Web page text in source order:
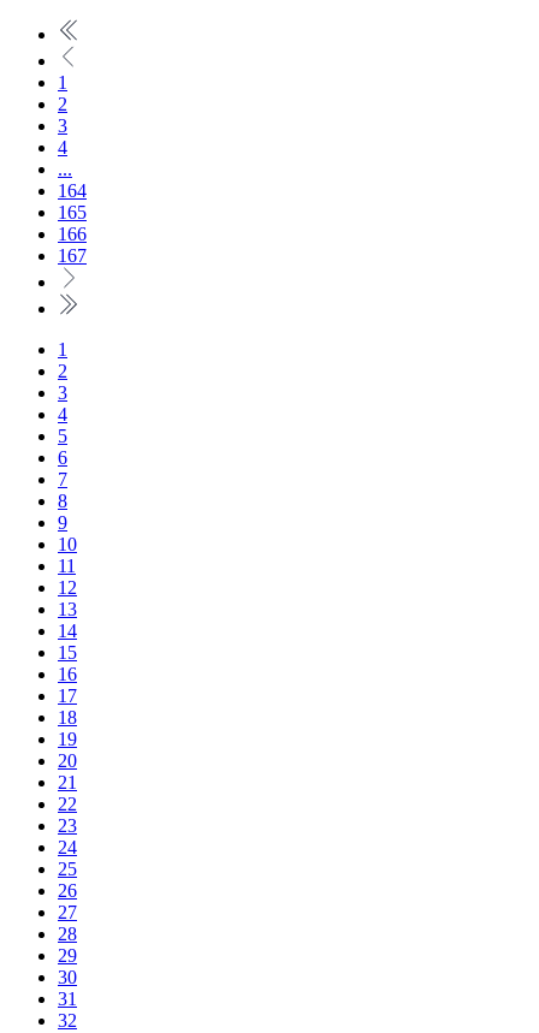
1
2
3
4
...
164
165
166
167
1
2
3
4
5
6
7
8
9
10
11
12
13
14
15
16
17
18
19
20
21
22
23
24
25
26
27
28
29
30
31
32